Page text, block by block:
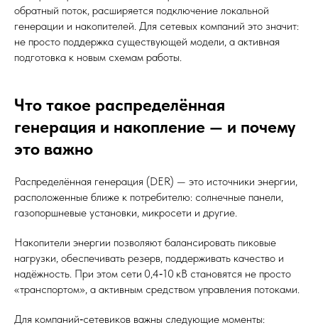
обратный поток, расширяется подключение локальной
генерации и накопителей. Для сетевых компаний это значит:
не просто поддержка существующей модели, а активная
подготовка к новым схемам работы.
Что такое распределённая
генерация и накопление — и почему
это важно
Распределённая генерация (DER) — это источники энергии,
расположенные ближе к потребителю: солнечные панели,
газопоршневые установки, микросети и другие.
Накопители энергии позволяют балансировать пиковые
нагрузки, обеспечивать резерв, поддерживать качество и
надёжность. При этом сети 0,4‑10 кВ становятся не просто
«транспортом», а активным средством управления потоками.
Для компаний‑сетевиков важны следующие моменты: